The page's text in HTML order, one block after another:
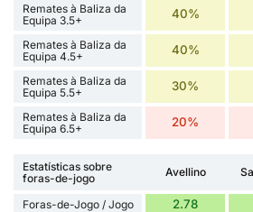
Remates à Baliza da
Equipa 3.5+
40%
Remates à Baliza da
Equipa 4.5+
40%
Remates à Baliza da
Equipa 5.5+
30%
Remates à Baliza da
Equipa 6.5+
20%
Estatísticas sobre
foras-de-jogo
Avellino
Foras-de-Jogo / Jogo 2.78